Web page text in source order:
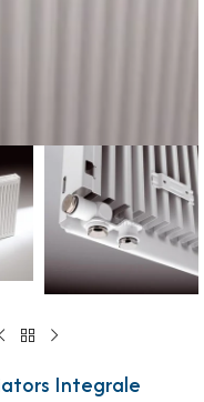
Integrale